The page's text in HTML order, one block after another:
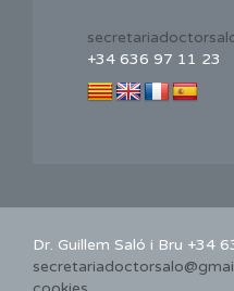
+34 636 97 11 23
Dr. Guillem Saló i Bru +34